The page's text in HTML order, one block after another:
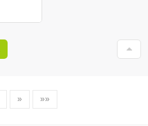
» »»